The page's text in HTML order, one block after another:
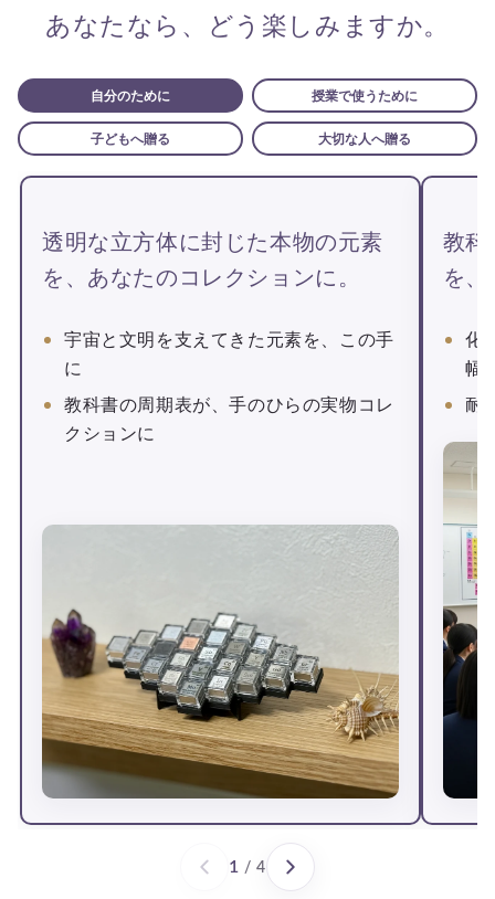
あなたなら、どう楽しみますか。
自分のために 授業で使うために
子どもへ贈る 大切な人へ贈る
透明な立方体に封じた本物の元素
を、あなたのコレクションに。
宇宙と文明を支えてきた元素を、この手
に
教科書の周期表が、手のひらの実物コレ
クションに
教科
を
化
幅
耐
1 / 4